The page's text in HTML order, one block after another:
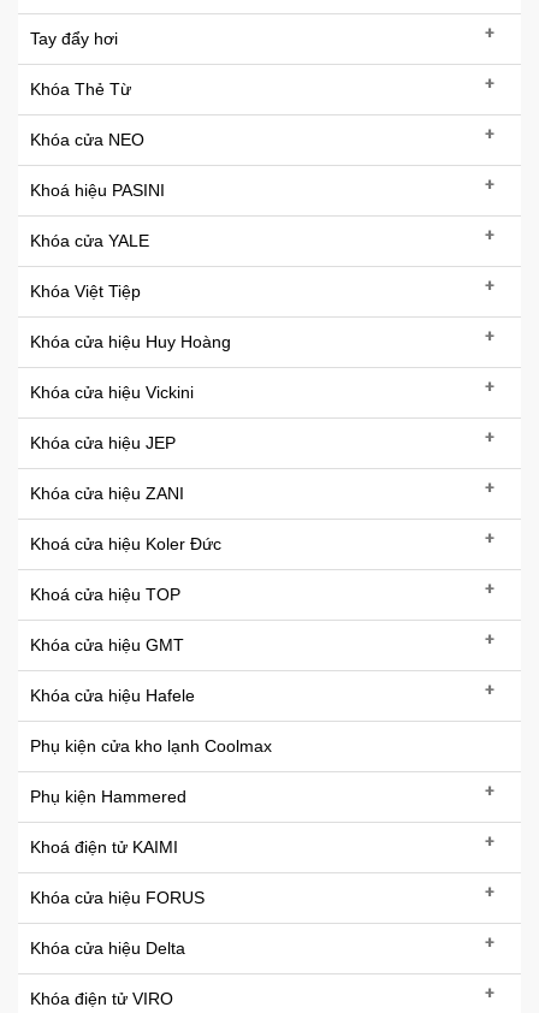
Tay đẩy hơi +
Khóa Thẻ Từ +
Khóa cửa NEO +
Khoá hiệu PASINI +
Khóa cửa YALE +
Khóa Việt Tiệp +
Khóa cửa hiệu Huy Hoàng +
Khóa cửa hiệu Vickini +
Khóa cửa hiệu JEP +
Khóa cửa hiệu ZANI +
Khoá cửa hiệu Koler Đức +
Khoá cửa hiệu TOP +
Khóa cửa hiệu GMT +
Khóa cửa hiệu Hafele +
Phụ kiện cửa kho lạnh Coolmax
Phụ kiện Hammered +
Khoá điện tử KAIMI +
Khóa cửa hiệu FORUS +
Khóa cửa hiệu Delta +
Khóa điện tử VIRO +